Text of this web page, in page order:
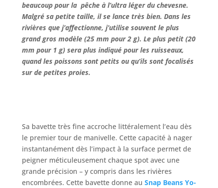
beaucoup pour la pêche à l’ultra léger du chevesne.
Malgré sa petite taille, il se lance très bien. Dans les
rivières que j’affectionne, j’utilise souvent le plus
grand gros modèle (25 mm pour 2 g). Le plus petit (20
mm pour 1 g) sera plus indiqué pour les ruisseaux,
quand les poissons sont petits ou qu’ils sont focalisés
sur de petites proies.
Sa bavette très fine accroche littéralement l’eau dès
le premier tour de manivelle. Cette capacité à nager
instantanément dès l’impact à la surface permet de
peigner méticuleusement chaque spot avec une
grande précision – y compris dans les rivières
encombrées. Cette bavette donne au Snap Beans Yo-